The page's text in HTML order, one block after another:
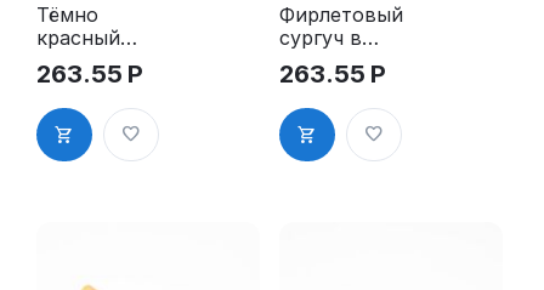
Тёмно
красный
сургуч в
стержнях
263.55 Р
Фирлетовый
сургуч в
стержнях
263.55 Р